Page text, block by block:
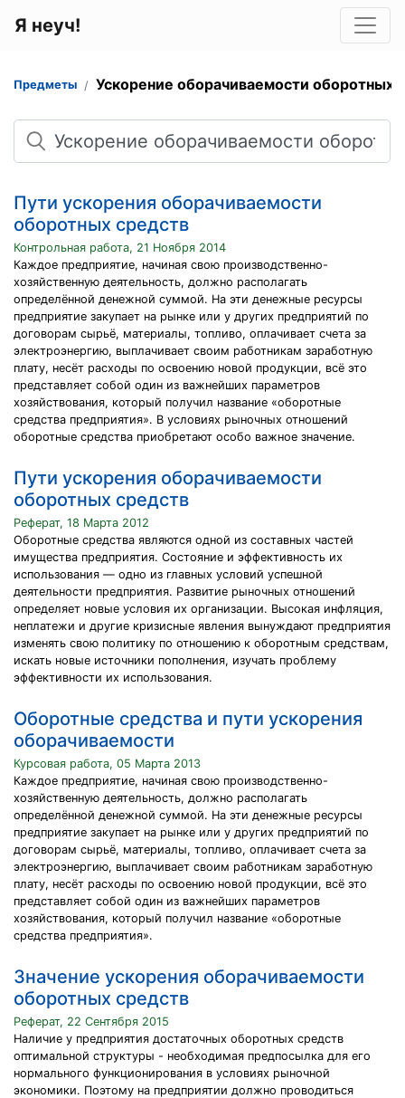
Я неуч!
Предметы Ускорение оборачиваемости оборотных
Поиск
Пути ускорения оборачиваемости
оборотных средств
Контрольная работа, 21 Ноября 2014
Каждое предприятие, начиная свою производственно-
хозяйственную деятельность, должно располагать
определённой денежной суммой. На эти денежные ресурсы
предприятие закупает на рынке или у других предприятий по
договорам сырьё, материалы, топливо, оплачивает счета за
электроэнергию, выплачивает своим работникам заработную
плату, несёт расходы по освоению новой продукции, всё это
представляет собой один из важнейших параметров
хозяйствования, который получил название «оборотные
средства предприятия». В условиях рыночных отношений
оборотные средства приобретают особо важное значение.
Пути ускорения оборачиваемости
оборотных средств
Реферат, 18 Марта 2012
Оборотные средства являются одной из составных частей
имущества предприятия. Состояние и эффективность их
использования — одно из главных условий успешной
деятельности предприятия. Развитие рыночных отношений
определяет новые условия их организации. Высокая инфляция,
неплатежи и другие кризисные явления вынуждают предприятия
изменять свою политику по отношению к оборотным средствам,
искать новые источники пополнения, изучать проблему
эффективности их использования.
Оборотные средства и пути ускорения
оборачиваемости
Курсовая работа, 05 Марта 2013
Каждое предприятие, начиная свою производственно-
хозяйственную деятельность, должно располагать
определённой денежной суммой. На эти денежные ресурсы
предприятие закупает на рынке или у других предприятий по
договорам сырьё, материалы, топливо, оплачивает счета за
электроэнергию, выплачивает своим работникам заработную
плату, несёт расходы по освоению новой продукции, всё это
представляет собой один из важнейших параметров
хозяйствования, который получил название «оборотные
средства предприятия».
Значение ускорения оборачиваемости
оборотных средств
Реферат, 22 Сентября 2015
Наличие у предприятия достаточных оборотных средств
оптимальной структуры - необходимая предпосылка для его
нормального функционирования в условиях рыночной
экономики. Поэтому на предприятии должно проводиться